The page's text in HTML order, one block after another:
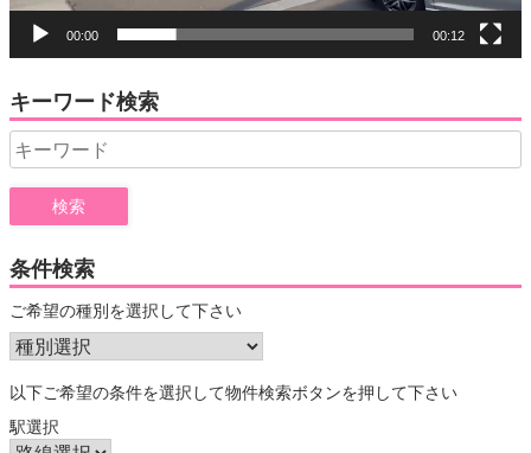
00:00 00:12
キーワード検索
Search
for:
条件検索
ご希望の種別を選択して下さい
以下ご希望の条件を選択して物件検索ボタンを押して下さい
駅選択